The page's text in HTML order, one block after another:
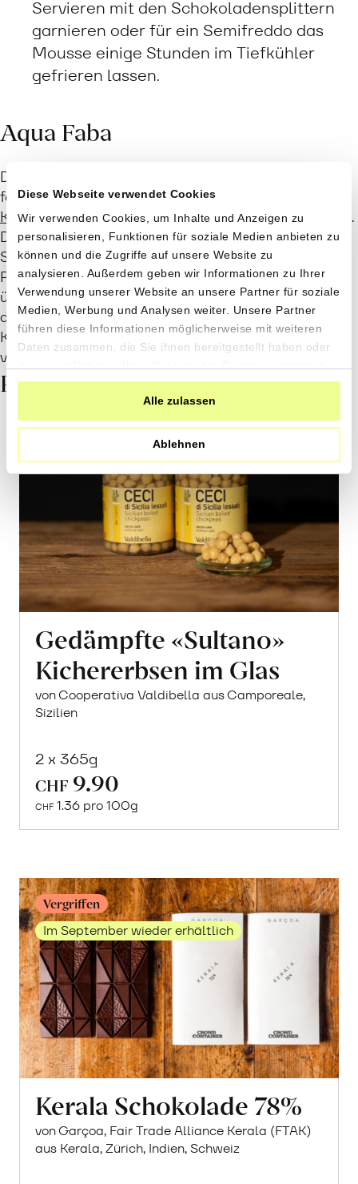
Diese Webseite verwendet Cookies
Wir verwenden Cookies, um Inhalte und Anzeigen zu
personalisieren, Funktionen für soziale Medien anbieten zu
können und die Zugriffe auf unsere Website zu
analysieren. Außerdem geben wir Informationen zu Ihrer
Verwendung unserer Website an unsere Partner für soziale
Medien, Werbung und Analysen weiter. Unsere Partner
führen diese Informationen möglicherweise mit weiteren
Daten zusammen, die Sie ihnen bereitgestellt haben oder
haben.
Alle zulassen
Ablehnen
Servieren mit den Schokoladensplittern
garnieren oder für ein Semifreddo das
Mousse einige Stunden im Tiefkühler
gefrieren lassen.
Aqua Faba
Das oder die Aquafaba (von lat. aqua „Wasser“ und
faba „Bohne“) ist das dickflüssige Kochwasser von
Kichererbsen, Bohnen und anderenHülsenfrüchten .
Durch die hohe Temperatur beim Kochen wird die
Stärke der Hülsenfrüchte geliert, während lösliche
Proteine und andere Stoffe in das Kochwasser
übergehen. Aquafaba lässt sich ähnlich wie Eiklar
aufschlagen zu einer schaumigen, luftigen
Konsistenz ähnlich wie Eischnee, weshalb es in der
veganen Küche als Ersatz dafür verwendet wird.
Produkte in diesem Rezept
Gedämpfte «Sultano»
Kichererbsen im Glas
von Cooperativa Valdibella aus Camporeale,
Sizilien
2 x 365g
CHF 9.90
CHF 1.36 pro 100g
Warenkorb
Vergriffen
Im September wieder erhältlich
Kerala Schokolade 78%
von Garçoa, Fair Trade Alliance Kerala (FTAK)
aus Kerala, Zürich, Indien, Schweiz